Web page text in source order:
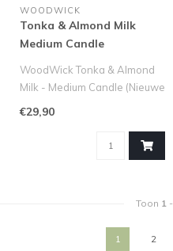
WOODWICK
Tonka & Almond Milk
Medium Candle
WoodWick Tonka & Almond
Milk - Medium Candle (Nieuwe
€29,90
Toon 1-
1 2